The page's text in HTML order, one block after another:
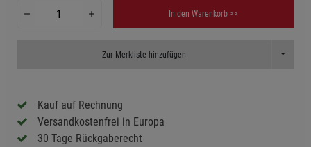
In den Warenkorb >>
Zur Merkliste hinzufügen Toggle
Kauf auf Rechnung
Versandkostenfrei in Europa
30 Tage Rückgaberecht